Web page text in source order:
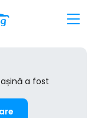
a fost